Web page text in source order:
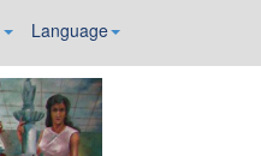
Language